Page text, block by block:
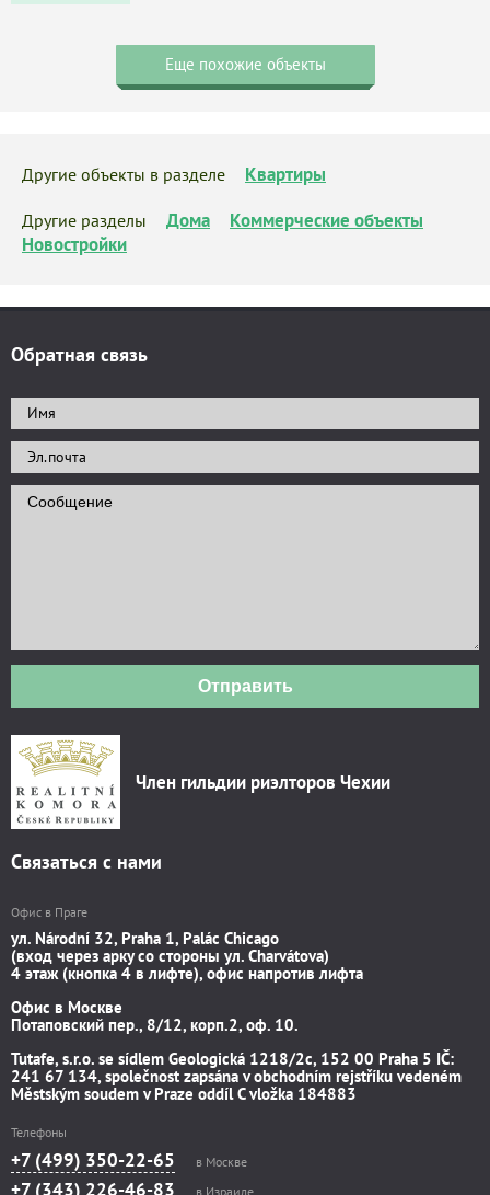
Еще похожие объекты
Другие объекты в разделе Квартиры
Другие разделы Дома
Коммерческие объекты
Новостройки
Обратная связь
Отправить
Член гильдии риэлторов Чехии
Связаться с нами
Офис в Праге
ул. Národní 32, Praha 1, Palác Chicago
(вход через арку со стороны ул. Charvátova)
4 этаж (кнопка 4 в лифте), офис напротив лифта
Офис в Москве
Потаповский пер., 8/12, корп.2, оф. 10.
Tutafe, s.r.o. se sídlem Geologická 1218/2c, 152 00 Praha 5 IČ:
241 67 134, společnost zapsána v obchodním rejstříku vedeném
Městským soudem v Praze oddíl C vložka 184883
Телефоны
+7 (499) 350-22-65 в Москве
+7 (343) 226-46-83 в Израиле